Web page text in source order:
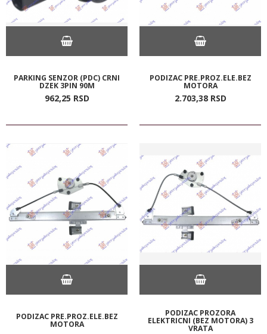
PARKING SENZOR (PDC) CRNI
DZEK 3PIN 90M
962,25 RSD
PODIZAC PRE.PROZ.ELE.BEZ
MOTORA
2.703,38 RSD
PODIZAC PRE.PROZ.ELE.BEZ
MOTORA
PODIZAC PROZORA
ELEKTRICNI (BEZ MOTORA) 3
VRATA